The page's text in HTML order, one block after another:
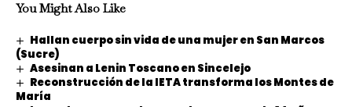
You Might Also Like
Hallan cuerpo sin vida de una mujer en San Marcos
(Sucre)
Asesinan a Lenin Toscano en Sincelejo
Reconstrucción de la IETA transforma los Montes de
María